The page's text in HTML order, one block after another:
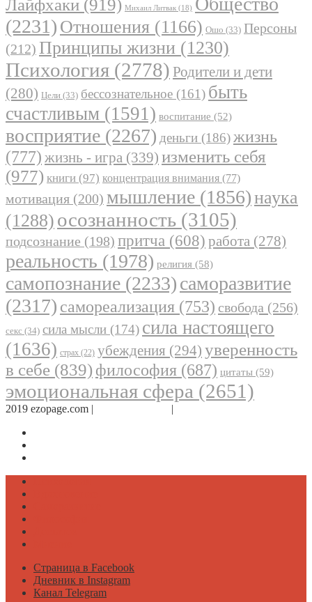
Лайфхаки (919) Михаил Литвак (18)
(2231) Отношения (1166) Ошо (33) Персоны
(212) Принципы жизни (1230)
Психология (2778) Родители и дети
(280) Цели (33) бессознательное (161) быть
счастливым (1591) воспитание (52)
восприятие (2267) деньги (186)жизнь
(777) жизнь - игра (339) изменить себя
(977) книги (97) концентрация внимания (77)
мотивация (200) мышление (1856)наука
(1288) осознанность (3105)
подсознание (198) притча (608) работа (278)
реальность (1978) религия (58)
самопознание (2233)саморазвитие
(2317) самореализация (753) свобода (256)
секс (34) сила мысли (174) сила настоящего
(1636) страх (22) убеждения (294) уверенность
в себе (839) философия (687) цитаты (59)
эмоциональная сфера (2651)
2019 ezopage.com | |
Страница в Facebook
Дневник в Instagram
Канал Telegram